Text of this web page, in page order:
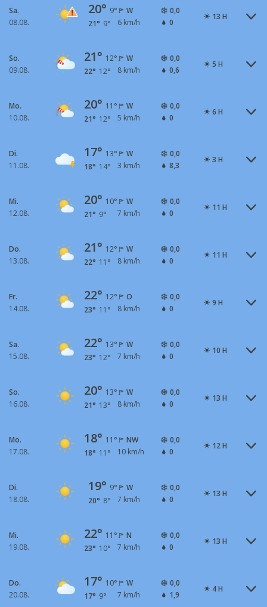
Sa.
08.08.
20° 9°
21° 9°
W
6 km/h
0,0
0
13 H
So.
09.08.
21° 12°
22° 12°
W
8 km/h
0,0
0,6
5 H
Mo.
10.08.
20° 11°
21° 12°
W
5 km/h
0,0
0
6 H
Di.
11.08.
17° 13°
18° 14°
W
3 km/h
0,0
8,3
3 H
Mi.
12.08.
20° 10°
21° 9°
W
7 km/h
0,0
0
11 H
Do.
13.08.
21° 12°
22° 11°
W
8 km/h
0,0
0
11 H
Fr.
14.08.
22° 12°
23° 11°
O
8 km/h
0,0
0
9 H
Sa.
15.08.
22° 13°
23° 12°
W
7 km/h
0,0
0
10 H
So.
16.08.
20° 13°
21° 13°
W
8 km/h
0,0
0
13 H
Mo.
17.08.
18° 11°
18° 11°
NW
10 km/h
0,0
0
12 H
Di.
18.08.
19° 9°
20° 8°
W
7 km/h
0,0
0
13 H
Mi.
19.08.
22° 11°
23° 10°
N
7 km/h
0,0
0
13 H
Do.
20.08.
17° 10°
17° 9°
W
7 km/h
0,0
1,9
4 H